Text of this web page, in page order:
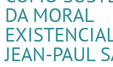
DA MORAL
JEAN-PAUL